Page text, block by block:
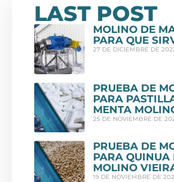
LAST POST
MOLINO DE
PARA QUE
27 DE DICIEMBRE DE
PRUEBA DE
PARA
MENTA
25 DE NOVIEMBRE DE
PRUEBA DE
PARA QUINUA
MOLINO
19 DE NOVIEMBRE DE